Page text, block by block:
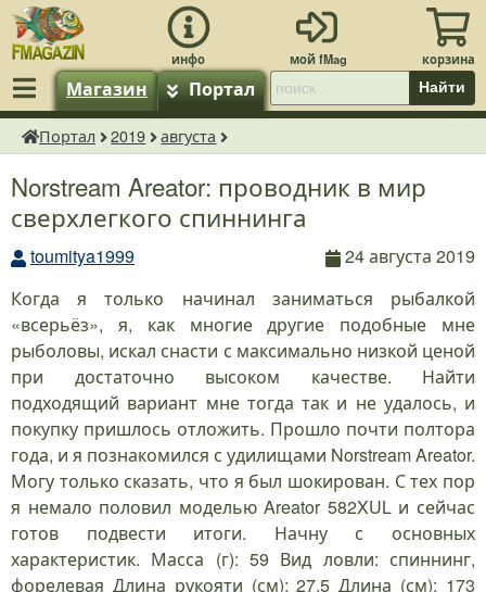
Магазин Портал Найти
fMagazin.ru
Портал 2019 августа
Norstream Areator: проводник в мир
сверхлегкого спиннинга
toumitya1999
24 августа 2019
Когда я только начинал заниматься рыбалкой
«всерьёз», я, как многие другие подобные мне
рыболовы, искал снасти с максимально низкой ценой
при достаточно высоком качестве. Найти
подходящий вариант мне тогда так и не удалось, и
покупку пришлось отложить. Прошло почти полтора
года, и я познакомился с удилищами Norstream Areator.
Могу только сказать, что я был шокирован. С тех пор
я немало половил моделью Areator 582XUL и сейчас
готов подвести итоги. Начну с основных
характеристик. Масса (г): 59 Вид ловли: спиннинг,
форелевая Длина рукояти (см): 27,5 Длина (см): 173